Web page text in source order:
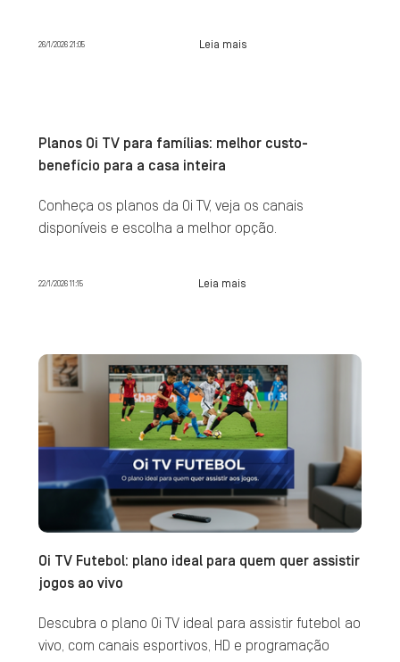
26/1/2026 21:05 Leia mais
Planos Oi TV para famílias: melhor custo-
benefício para a casa inteira
Conheça os planos da Oi TV, veja os canais
disponíveis e escolha a melhor opção.
22/1/2026 11:15 Leia mais
Oi TV Futebol: plano ideal para quem quer assistir
jogos ao vivo
Descubra o plano Oi TV ideal para assistir futebol ao
vivo, com canais esportivos, HD e programação